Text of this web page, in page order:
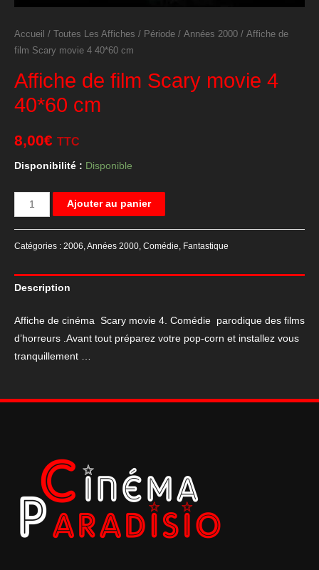
Accueil / Toutes Les Affiches / Période / Années 2000 / Affiche de
film Scary movie 4 40*60 cm
Affiche de film Scary movie 4
40*60 cm
8,00€ TTC
Disponibilité : Disponible
quantité
de
film
Scary
4
40*60
cm
Ajouter au panier
Catégories : 2006,Années 2000, Comédie, Fantastique
Description
Affiche de cinéma Scary movie 4. Comédie parodique des films
d’horreurs .Avant tout préparez votre pop-corn et installez vous
tranquillement …